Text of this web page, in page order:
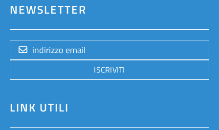
NEWSLETTER
ISCRIVITI
LINK UTILI